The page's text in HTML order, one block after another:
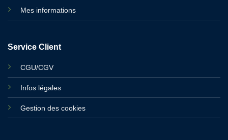
Mes informations
Service Client
CGU/CGV
Infos légales
Gestion des cookies